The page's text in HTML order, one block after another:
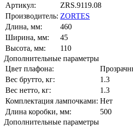
Артикул:
ZRS.9119.08
Производитель: ZORTES
Длина, мм:
460
Ширина, мм:
45
Высота, мм:
110
Дополнительные параметры
Цвет плафона:
Вес брутто, кг:
1.3
Вес нетто, кг:
1.3
Комплектация лампочками: Нет
Длина коробки, мм:
500
Дополнительные параметры